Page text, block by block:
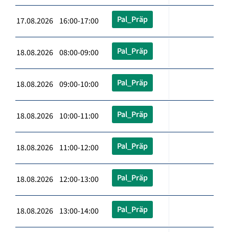
17.08.2026 16:00-17:00 Pal_Präp
18.08.2026 08:00-09:00 Pal_Präp
18.08.2026 09:00-10:00 Pal_Präp
18.08.2026 10:00-11:00 Pal_Präp
18.08.2026 11:00-12:00 Pal_Präp
18.08.2026 12:00-13:00 Pal_Präp
18.08.2026 13:00-14:00 Pal_Präp